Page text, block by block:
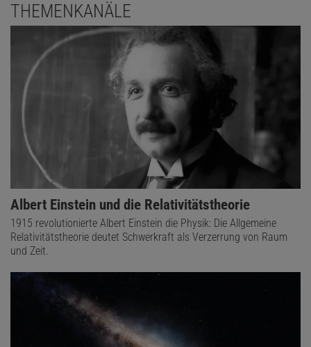
THEMENKANÄLE
Albert Einstein und die Relativitätstheorie
1915 revolutionierte Albert Einstein die Physik: Die Allgemeine
Relativitätstheorie deutet Schwerkraft als Verzerrung von Raum
und Zeit.